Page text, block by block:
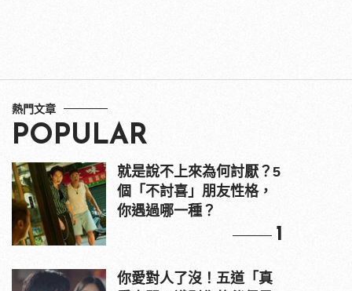
熱門文章
POPULAR
就是說不上來為何討厭？5
個「不討喜」朋友性格，
你遇過哪一種？
1
你愛對人了沒！五道「真